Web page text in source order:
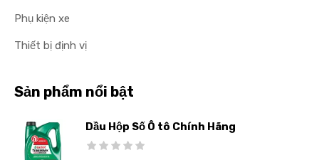
Phụ kiện xe
Thiết bị định vị
Sản phẩm nổi bật
Dầu Hộp Số Ô tô Chính Hãng